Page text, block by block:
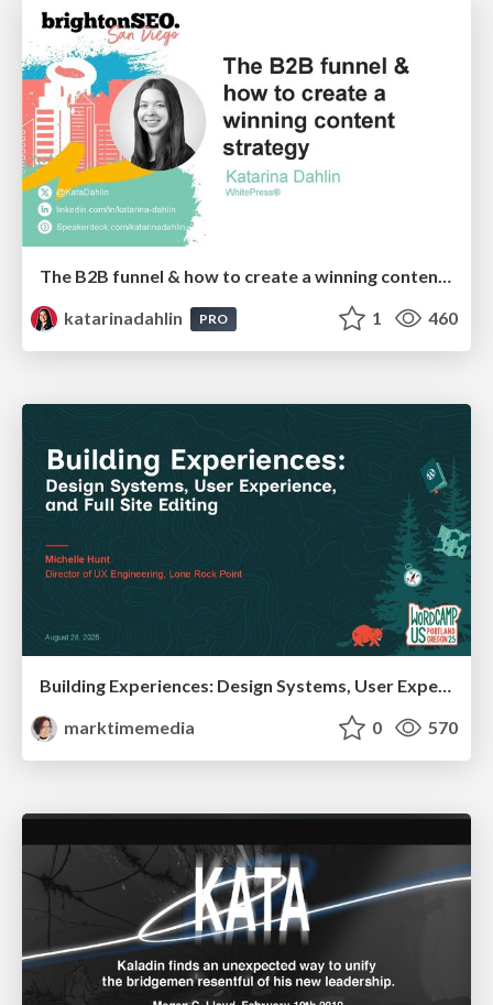
The B2B funnel & how to create a winning content strategy
katarinadahlin
PRO 1 460
Building Experiences: Design Systems, User Experience, and Full Site Editing
marktimemedia
0 570